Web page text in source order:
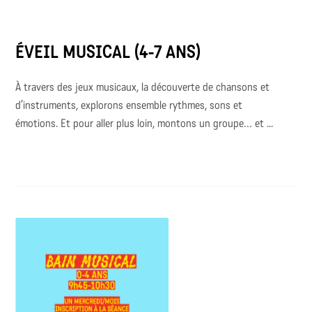
ÉVEIL MUSICAL (4-7 ANS)
À travers des jeux musicaux, la découverte de chansons et
d’instruments, explorons ensemble rythmes, sons et
émotions. Et pour aller plus loin, montons un groupe… et ...